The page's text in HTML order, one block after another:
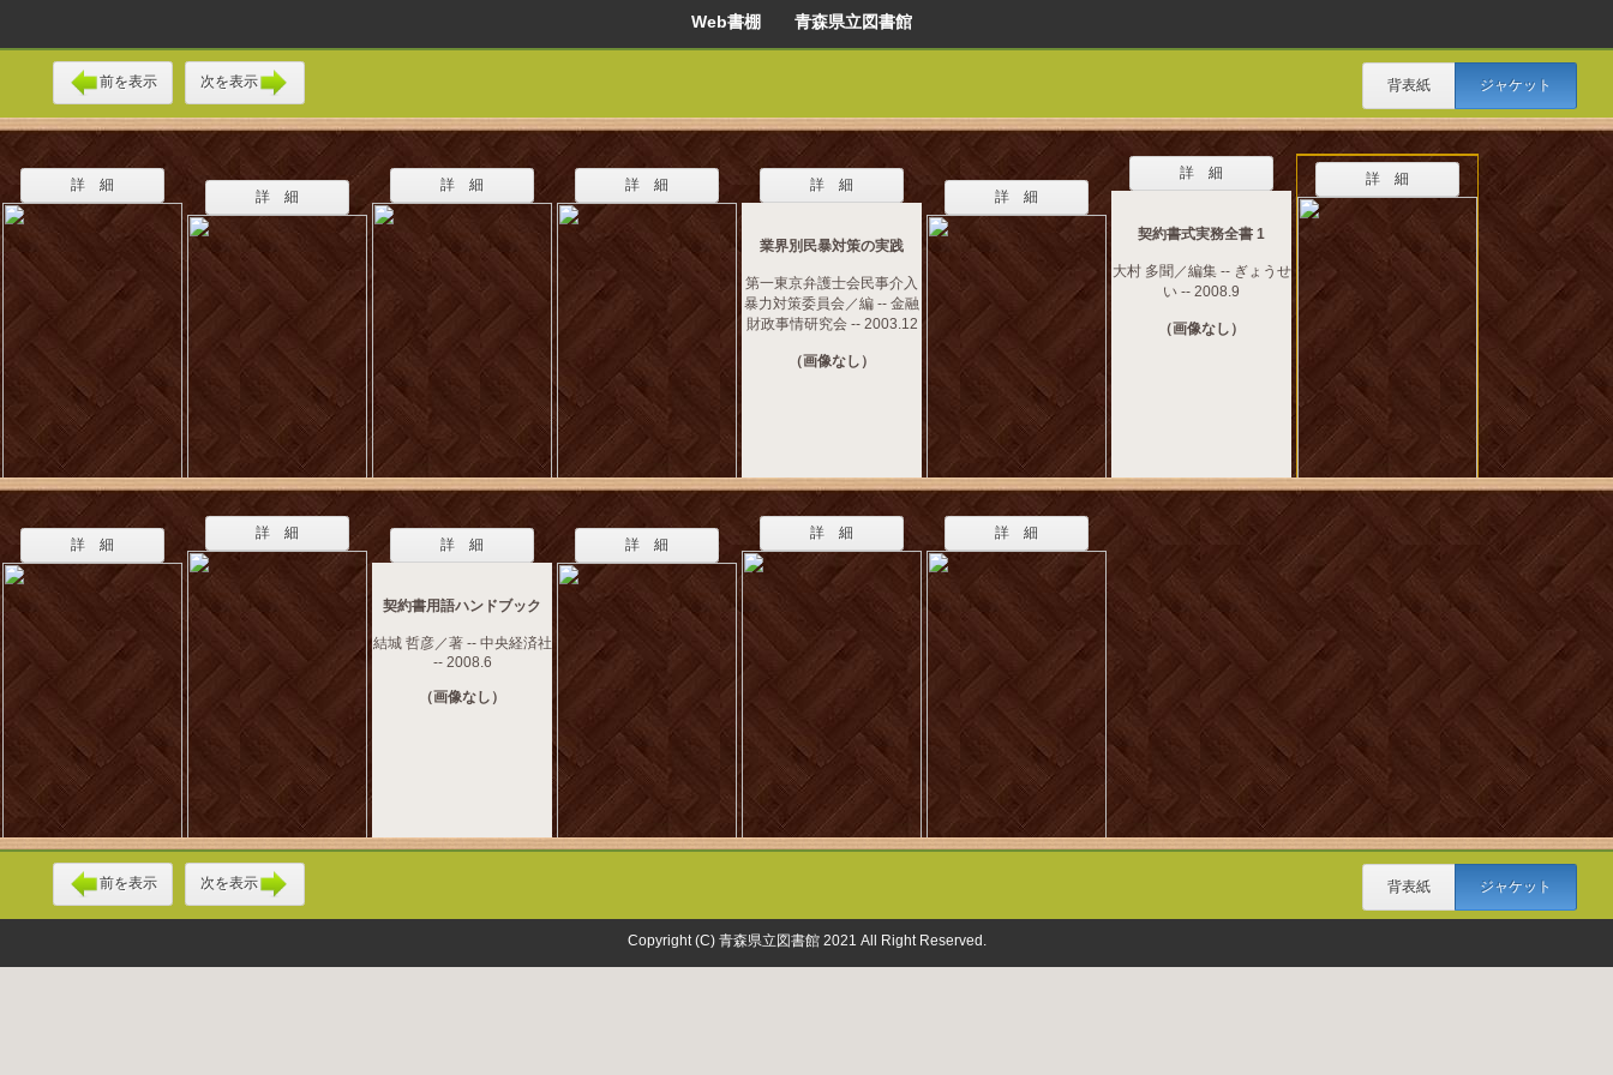
Web書棚 青森県立図書館
前を表示 次を表示 背表紙 ジャケット
詳 細
詳 細
詳 細 詳 細 詳 細
業界別民暴対策の実践
第一東京弁護士会民事介入
暴力対策委員会／編 -- 金融
財政事情研究会 -- 2003.12
（画像なし）
詳 細
詳 細
契約書式実務全書 1
大村 多聞／編集 -- ぎょうせ
い -- 2008.9
（画像なし）
詳 細
詳 細
詳 細
詳 細
契約書用語ハンドブック
結城 哲彦／著 -- 中央経済社
-- 2008.6
（画像なし）
詳 細
詳 細 詳 細
前を表示 次を表示 背表紙 ジャケット
Copyright (C) 青森県立図書館 2021 All Right Reserved.